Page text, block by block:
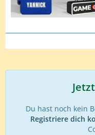
Danke Ole für das
Gruß
Du hast noch kein
Registriere dich